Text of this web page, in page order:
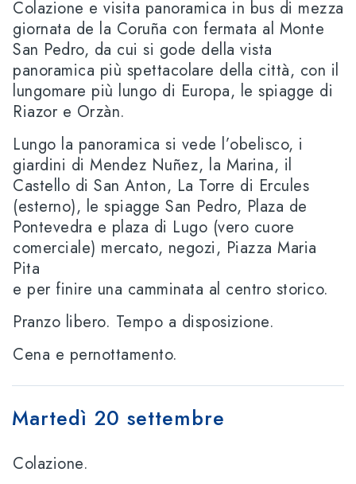
Colazione e visita panoramica in bus di mezza
giornata de la Coruña con fermata al Monte
San Pedro, da cui si gode della vista
panoramica più spettacolare della città, con il
lungomare più lungo di Europa, le spiagge di
Riazor e Orzàn.
Lungo la panoramica si vede l’obelisco, i
giardini di Mendez Nuñez, la Marina, il
Castello di San Anton, La Torre di Ercules
(esterno), le spiagge San Pedro, Plaza de
Pontevedra e plaza di Lugo (vero cuore
comerciale) mercato, negozi, Piazza Maria
Pita
e per finire una camminata al centro storico.
Pranzo libero. Tempo a disposizione.
Cena e pernottamento.
Martedì 20 settembre
Colazione.